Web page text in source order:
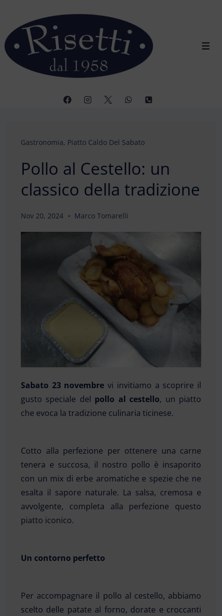
contenuto
principale
Gastronomia, Piatto Caldo Del Sabato
Pollo al Cestello: un
classico della tradizione
Nov 20, 2024 Marco Tomarelli
Sabato 23 novembre vi invitiamo a scoprire il
gusto speciale del pollo al cestello, un piatto
che evoca la tradizione culinaria ticinese.
Cotto alla perfezione per ottenere una carne
tenera e succosa, il nostro pollo è insaporito
con un mix di erbe aromatiche e spezie che ne
esalta il sapore naturale. La salsa, cremosa e
avvolgente, completa alla perfezione questo
piatto iconico.
Un contorno perfetto
Per accompagnare il pollo al cestello, abbiamo
scelto delle patate al forno, dorate e croccanti